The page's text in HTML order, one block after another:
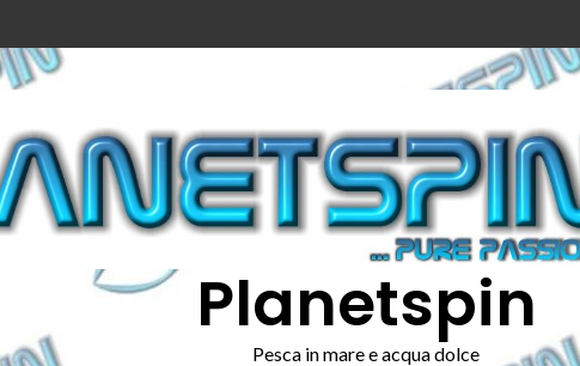
Planetspin
Pesca in mare e acqua dolce